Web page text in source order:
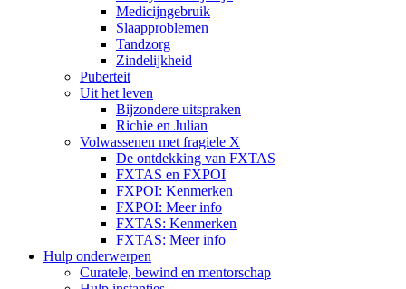
Medicijngebruik
Slaapproblemen
Tandzorg
Zindelijkheid
Puberteit
Uit het leven
Bijzondere uitspraken
Richie en Julian
Volwassenen met fragiele X
De ontdekking van FXTAS
FXTAS en FXPOI
FXPOI: Kenmerken
FXPOI: Meer info
FXTAS: Kenmerken
FXTAS: Meer info
Hulp onderwerpen
Curatele, bewind en mentorschap